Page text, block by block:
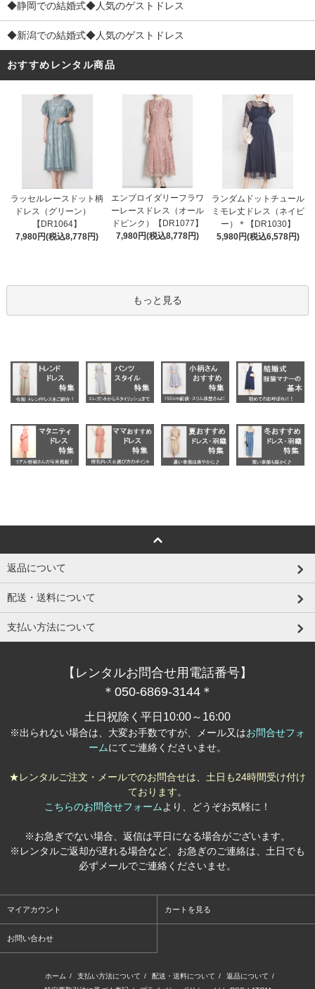
◆静岡での結婚式◆人気のゲストドレス
◆新潟での結婚式◆人気のゲストドレス
おすすめレンタル商品
ラッセルレースドット柄
ドレス（グリーン）
【DR1064】
7,980円(税込8,778円)
エンブロイダリーフラワ
ーレースドレス（オール
ドピンク）【DR1077】
7,980円(税込8,778円)
ランダムドットチュール
ミモレ丈ドレス（ネイビ
ー）＊【DR1030】
5,980円(税込6,578円)
もっと見る
返品について
配送・送料について
支払い方法について
【レンタルお問合せ用電話番号】
＊050-6869-3144＊
土日祝除く平日10:00～16:00
※出られない場合は、大変お手数ですが、メール又はお問合せフォ
ームにてご連絡くださいませ。
★レンタルご注文・メールでのお問合せは、土日も24時間受け付け
ております。
こちらのお問合せフォームより、どうぞお気軽に！
※お急ぎでない場合、返信は平日になる場合がございます。
※レンタルご返却が遅れる場合など、お急ぎのご連絡は、土日でも
必ずメールでご連絡くださいませ。
マイアカウント カートを見る
お問い合わせ
ホーム / 支払い方法について / 配送・送料について / 返品について /